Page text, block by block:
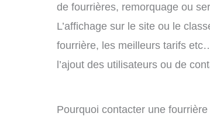
de fourrières, remorquage ou
L’affichage sur le site ou le
fourrière, les meilleurs tarifs
l’ajout des utilisateurs ou de
Pourquoi contacter une